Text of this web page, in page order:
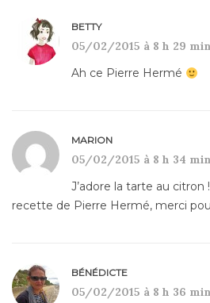
BETTY
05/02/2015 à 8 h 29
Ah ce Pierre Hermé
MARION
05/02/2015 à 8 h 34
J’adore la tarte au citron
recette de Pierre Hermé, merci
BÉNÉDICTE
05/02/2015 à 8 h 36